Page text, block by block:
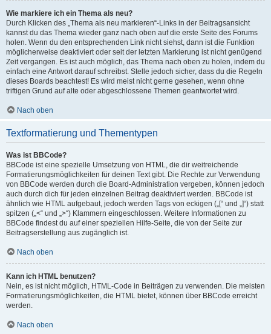
Wie markiere ich ein Thema als neu?
Durch Klicken des „Thema als neu markieren“-Links in der Beitragsansicht
kannst du das Thema wieder ganz nach oben auf die erste Seite des Forums
holen. Wenn du den entsprechenden Link nicht siehst, dann ist die Funktion
möglicherweise deaktiviert oder seit der letzten Markierung ist nicht genügend
Zeit vergangen. Es ist auch möglich, das Thema nach oben zu holen, indem du
einfach eine Antwort darauf schreibst. Stelle jedoch sicher, dass du die Regeln
dieses Boards beachtest! Es wird meist nicht gerne gesehen, wenn ohne
triftigen Grund auf alte oder abgeschlossene Themen geantwortet wird.
Nach oben
Textformatierung und Thementypen
Was ist BBCode?
BBCode ist eine spezielle Umsetzung von HTML, die dir weitreichende
Formatierungsmöglichkeiten für deinen Text gibt. Die Rechte zur Verwendung
von BBCode werden durch die Board-Administration vergeben, können jedoch
auch durch dich für jeden einzelnen Beitrag deaktiviert werden. BBCode ist
ähnlich wie HTML aufgebaut, jedoch werden Tags von eckigen („[“ und „]“) statt
spitzen („<“ und „>“) Klammern eingeschlossen. Weitere Informationen zu
BBCode findest du auf einer speziellen Hilfe-Seite, die von der Seite zur
Beitragserstellung aus zugänglich ist.
Nach oben
Kann ich HTML benutzen?
Nein, es ist nicht möglich, HTML-Code in Beiträgen zu verwenden. Die meisten
Formatierungsmöglichkeiten, die HTML bietet, können über BBCode erreicht
werden.
Nach oben